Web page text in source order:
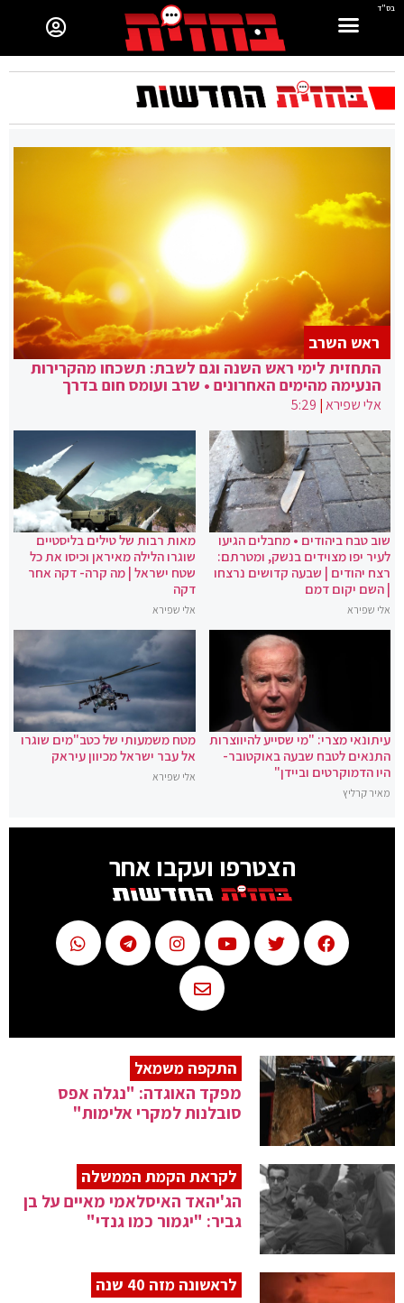
בס"ד
התחזית לימי ראש השנה וגם לשבת: תשכחו מהקרירות
הנעימה מהימים האחרונים • שרב ועומס חום בדרך
אלי שפירא|
5:29
ראש השרב
שוב טבח ביהודים • מחבלים הגיעו
לעיר יפו מצוידים בנשק, ומטרתם:
רצח יהודים | שבעה קדושים נרצחו
| השם יקום דמם
אלי שפירא
מאות רבות של טילים בליסטיים
שוגרו הלילה מאיראן וכיסו את כל
שטח ישראל | מה קרה- דקה אחר
דקה
אלי שפירא
עיתונאי מצרי: "מי שסייע להיווצרות
התנאים לטבח שבעה באוקטובר-
היו הדמוקרטים וביידן"
מאיר קרליץ
מטח משמעותי של כטב"מים שוגרו
אל עבר ישראל מכיוון עיראק
אלי שפירא
הצטרפו ועקבו אחר
התקפה משמאל
מפקד האוגדה: "נגלה אפס
סובלנות למקרי אלימות"
לקראת הקמת הממשלה
הג'יהאד האיסלאמי מאיים על בן
גביר: "יגמור כמו גנדי"
לראשונה מזה 40 שנה